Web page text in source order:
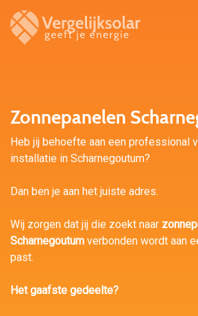
Zonnepanelen
Heb jij behoefte aan een professional
installatie in Scharnegoutum?
Dan ben je aan het juiste adres.
Wij zorgen dat jij die zoekt naar
Scharnegoutum verbonden wordt aan
past.
Het gaafste gedeelte?